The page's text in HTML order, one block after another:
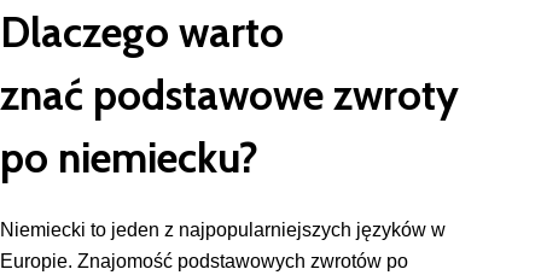
Dlaczego warto
znać podstawowe zwroty
po niemiecku?
Niemiecki to jeden z najpopularniejszych języków w
Europie. Znajomość podstawowych zwrotów po